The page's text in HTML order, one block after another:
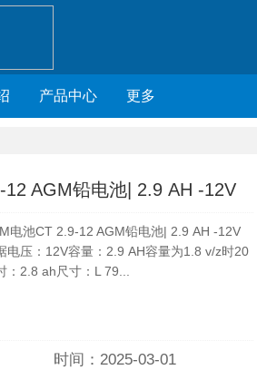
产品中心 更多
12 AGM铅电池| 2.9 AH -12V
电池CT 2.9-12 AGM铅电池| 2.9 AH -12V
电压：12V容量：2.9 AH容量为1.8 v/z时20
：2.8 ah尺寸：L 79...
时间：2025-03-01